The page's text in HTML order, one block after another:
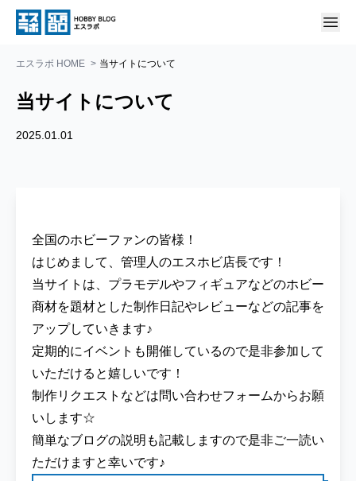
エスラボ HOME 当サイトについて
当サイトについて
2025.01.01
全国のホビーファンの皆様！
はじめまして、管理人のエスホビ店長です！
当サイトは、プラモデルやフィギュアなどのホビー
商材を題材とした制作日記やレビューなどの記事を
アップしていきます♪
定期的にイベントも開催しているので是非参加して
いただけると嬉しいです！
制作リクエストなどは問い合わせフォームからお願
いします☆
簡単なブログの説明も記載しますので是非ご一読い
ただけますと幸いです♪